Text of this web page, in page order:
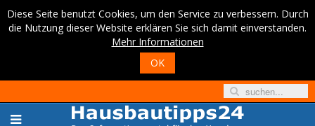
Diese Seite benutzt Cookies, um den Service zu verbessern. Durch
die Nutzung dieser Website erklären Sie sich damit einverstanden.
Mehr Informationen
OK